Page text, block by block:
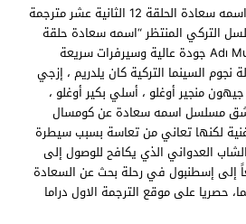
مشاهدة وتحميل مسلسل اسمه سعادة الحلقة 12 الثانية عشر مترجمة
التركي المنتظر “اسمه سعادة حلقة
12” اون لاين Adı Mutluluk EP12 جودة عالية وسيرفرات سريعة
السينما التركية كان يلدريم ، إزجي
جيهون منجير أوغلو ، أسلي بكير أوغلو ،
مسلسل اسمه سعادة عن كومسال
غنية لكنها تعاني من تعاسة بسبب سيطرة
العدواني الذي يكافح للوصول إلى
إلى إسطنبول في رحلة بحث عن السعادة
حصريا على موقع الترجمة الاول دراما